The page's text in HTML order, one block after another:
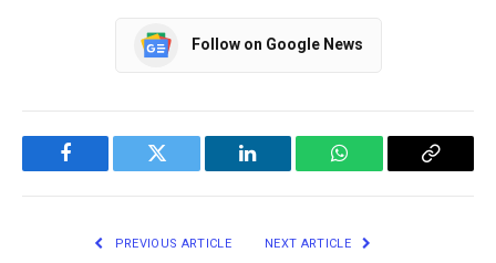
Follow on Google News
Facebook Twitter LinkedIn WhatsApp Copy
PREVIOUS ARTICLE NEXT ARTICLE